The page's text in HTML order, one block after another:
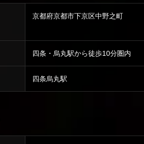
京都府京都市下京区中野之町
四条・烏丸駅から徒歩10分圏内
四条烏丸駅